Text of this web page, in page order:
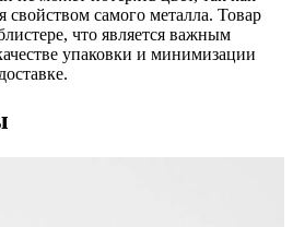
свойством самого металла. Товар
что является важным
упаковки и минимизации